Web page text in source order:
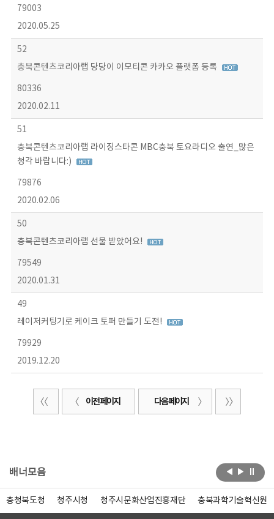
79003
2020.05.25
52
충북콘텐츠코리아랩 당당이 이모티콘 카카오 플랫폼 등록
80336
2020.02.11
51
충북콘텐츠코리아랩 라이징스타콘 MBC충북 토요라디오 출연_많은
청각 바랍니다:)
79876
2020.02.06
50
충북콘텐츠코리아랩 선물 받았어요!
79549
2020.01.31
49
레이저커팅기로 케이크 토퍼 만들기 도전!
79929
2019.12.20
이전 페이지 다음 페이지
배너모음
충청북도청 청주시청 청주시문화산업진흥재단 충북과학기술혁신원